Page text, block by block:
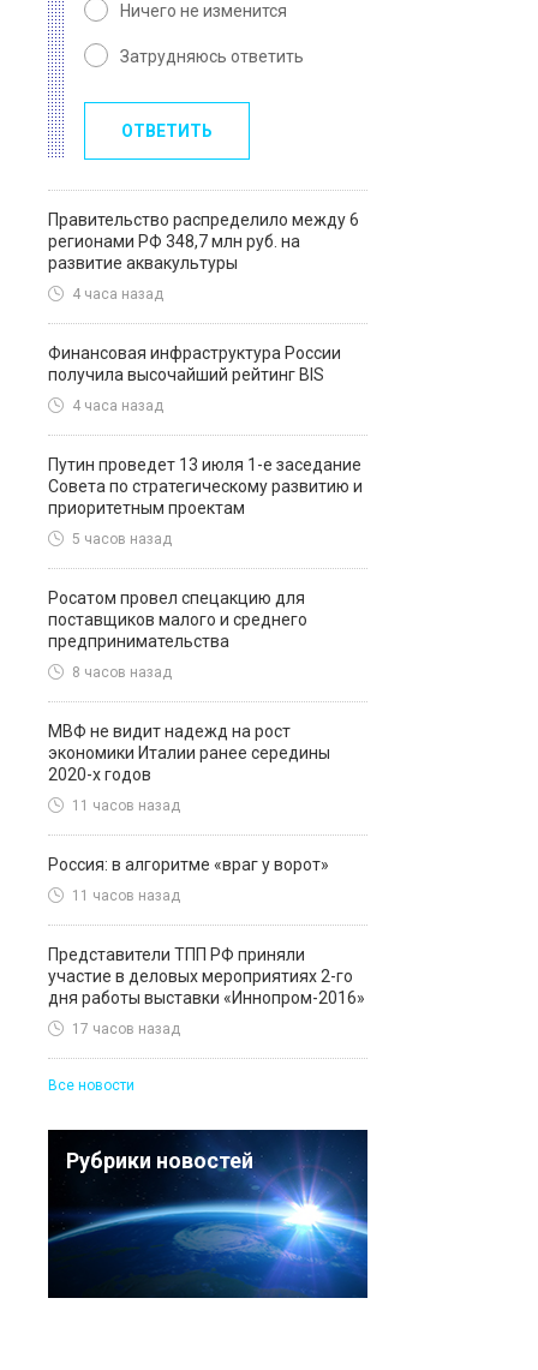
Ничего не изменится
Затрудняюсь ответить
ОТВЕТИТЬ
Правительство распределило между 6
регионами РФ 348,7 млн руб. на
развитие аквакультуры
4 часа назад
Финансовая инфраструктура России
получила высочайший рейтинг BIS
4 часа назад
Путин проведет 13 июля 1-е заседание
Совета по стратегическому развитию и
приоритетным проектам
5 часов назад
Росатом провел спецакцию для
поставщиков малого и среднего
предпринимательства
8 часов назад
МВФ не видит надежд на рост
экономики Италии ранее середины
2020-х годов
11 часов назад
Россия: в алгоритме «враг у ворот»
11 часов назад
Представители ТПП РФ приняли
участие в деловых мероприятиях 2-го
дня работы выставки «Иннопром-2016»
17 часов назад
Все новости
Рубрики новостей